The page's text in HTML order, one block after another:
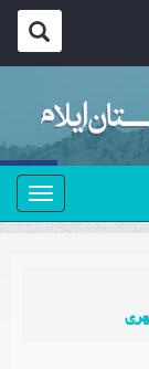
منو